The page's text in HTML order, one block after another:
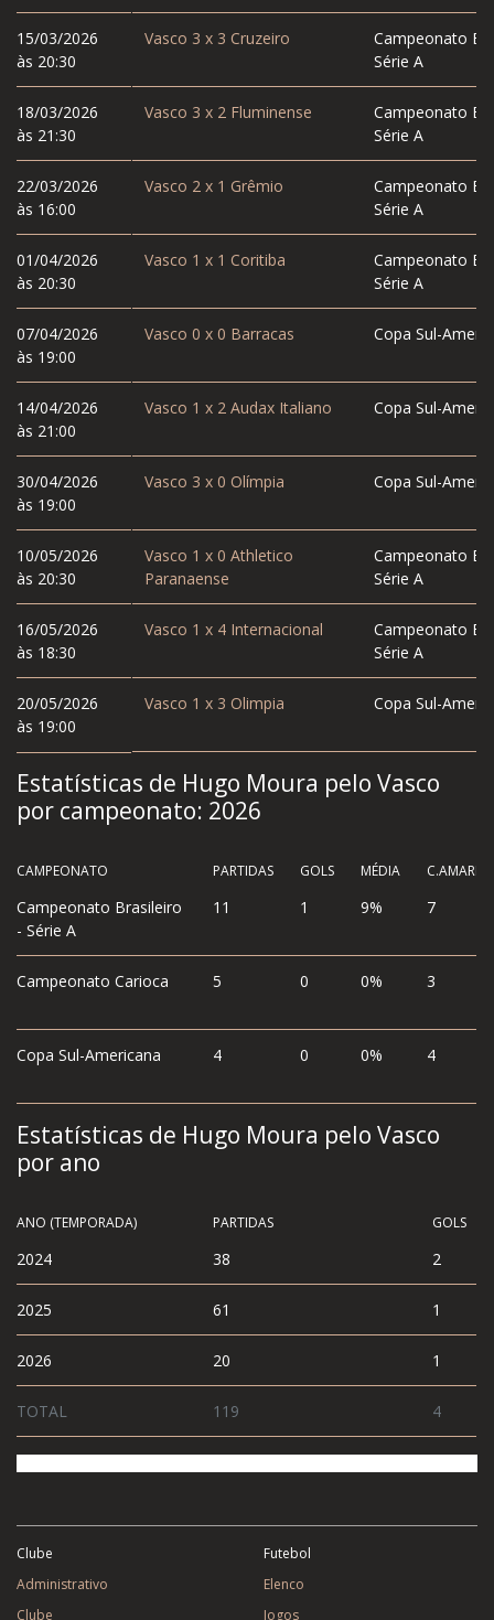
15/03/2026
às 20:30
18/03/2026
às 21:30
22/03/2026
às 16:00
01/04/2026
às 20:30
07/04/2026
às 19:00
14/04/2026
às 21:00
30/04/2026
às 19:00
10/05/2026
às 20:30
16/05/2026
às 18:30
20/05/2026
às 19:00
Vasco 3 x 3 Cruzeiro
Campeonato
Série A
Vasco 3 x 2Fluminense
Campeonato
Série A
Vasco 2 x 1 Grêmio
Campeonato
Série A
Vasco 1 x 1 Coritiba
Campeonato
Série A
Vasco 0 x 0 Barracas Copa Sul-
Vasco 1 x 2Audax Italiano Copa Sul-
Vasco 3 x 0 Olímpia Copa Sul-
Vasco 1 x 0 Athletico
Paranaense
Campeonato
Série A
Vasco 1 x 4Internacional
Campeonato
Série A
Vasco 1 x 3 Olimpia Copa Sul-
Estatísticas de Hugo Moura pelo Vasco
por campeonato: 2026
CAMPEONATO
Campeonato Brasileiro
- Série A
Campeonato Carioca
Copa Sul-Americana
PARTIDAS GOLS MÉDIA
11 1 9% 7
5 0 0% 3
4 0 0% 4
Estatísticas de Hugo Moura pelo Vasco
por ano
ANO (TEMPORADA)
2024
2025
2026
TOTAL
PARTIDAS GOLS
38 2
61 1
20 1
119 4
Clube
Administrativo
Clube
Futebol
Elenco
Jogos